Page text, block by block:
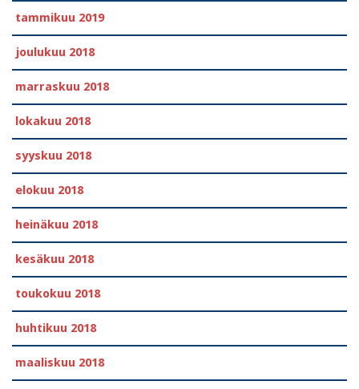
tammikuu 2019
joulukuu 2018
marraskuu 2018
lokakuu 2018
syyskuu 2018
elokuu 2018
heinäkuu 2018
kesäkuu 2018
toukokuu 2018
huhtikuu 2018
maaliskuu 2018